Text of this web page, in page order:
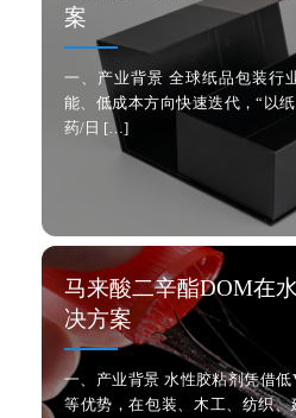
案
一、产业背景 全球纸品包装行
能、低成本方向快速迭代，“以
药/日 […]
马来酸二辛酯DOM在
决方案
一、产业背景 水性胶粘剂凭借
等优势，在包装、木工、纺织